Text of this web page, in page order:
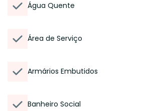
Água Quente
Área de Serviço
Armários Embutidos
Banheiro Social